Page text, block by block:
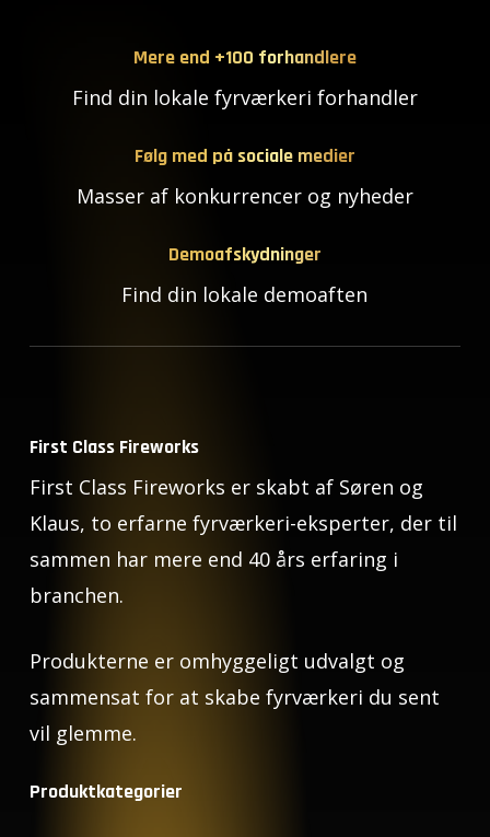
Mere end +100 forhandlere
Find din lokale fyrværkeri forhandler
Følg med på sociale medier
Masser af konkurrencer og nyheder
Demoafskydninger
Find din lokale demoaften
First Class Fireworks
First Class Fireworks er skabt af Søren og
Klaus, to erfarne fyrværkeri-eksperter, der til
sammen har mere end 40 års erfaring i
branchen.
Produkterne er omhyggeligt udvalgt og
sammensat for at skabe fyrværkeri du sent
vil glemme.
Produktkategorier